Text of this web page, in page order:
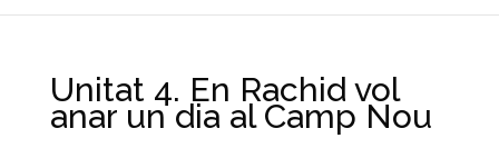
Unitat 4. En Rachid vol
anar un dia al Camp Nou